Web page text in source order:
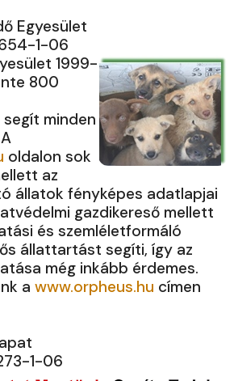
Egyesület
1-06
1999-
800
minden
oldalon sok
az
állatok fényképes adatlapjai
gazdikereső mellett
és szemléletformáló
állattartást segíti, így az
még inkább érdemes.
a www.orpheus.hu címen
1-06